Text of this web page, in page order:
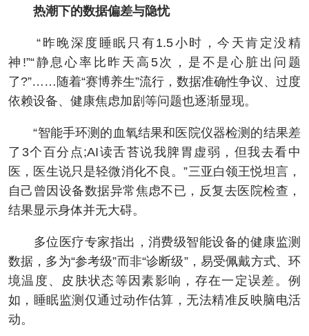
热潮下的数据偏差与隐忧
“昨晚深度睡眠只有1.5小时，今天肯定没精
神!”“静息心率比昨天高5次，是不是心脏出问题
了?”……随着“赛博养生”流行，数据准确性争议、过度
依赖设备、健康焦虑加剧等问题也逐渐显现。
“智能手环测的血氧结果和医院仪器检测的结果差
了3个百分点;AI读舌苔说我脾胃虚弱，但我去看中
医，医生说只是轻微消化不良。”三亚白领王悦坦言，
自己曾因设备数据异常焦虑不已，反复去医院检查，
结果显示身体并无大碍。
多位医疗专家指出，消费级智能设备的健康监测
数据，多为“参考级”而非“诊断级”，易受佩戴方式、环
境温度、皮肤状态等因素影响，存在一定误差。例
如，睡眠监测仅通过动作估算，无法精准反映脑电活
动。